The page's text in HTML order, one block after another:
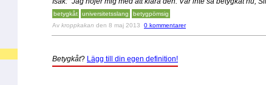
betygkåt universitetsslang
betygpömsig
Av kroppkakan den 8 maj 2013 0 kommentarer
Betygkåt? Lägg till din egen definition!